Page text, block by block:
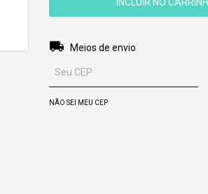
Entregas para o CEP:
Meios de envio
NÃO SEI MEU CEP